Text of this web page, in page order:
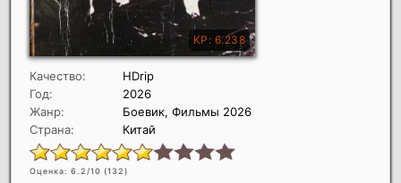
Качество:
HDrip
Год:
2026
Жанр:
Боевик, Фильмы 2026
Страна:
Китай
Оценка: 6.2/10 (132)